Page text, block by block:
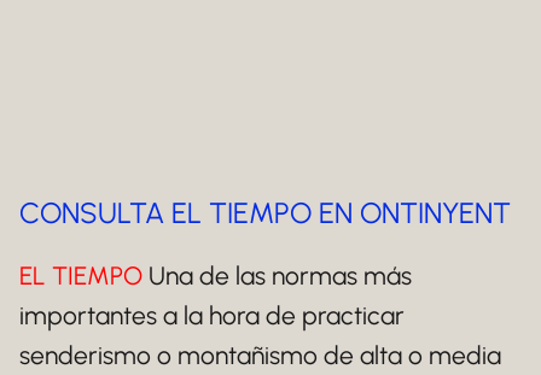
CONSULTA EL TIEMPO EN ONTINYENT
EL TIEMPO Una de las normas más
importantes a la hora de practicar
senderismo o montañismo de alta o media